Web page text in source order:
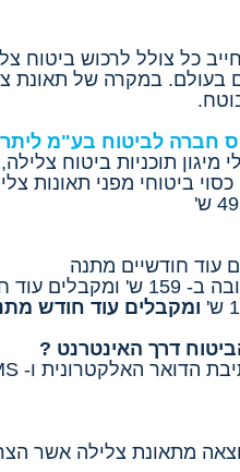
כל צולל לרכוש ביטוח
בעולם. במקרה של תאונת
חברה לביטוח בע"מ ליתר
תוכניות ביטוח
ביטוחי מפני תאונות
מתנה
ומקבלים עוד חודש
דרך האינטרנט ?
אשר הצריכה אשפוז עד לסך של